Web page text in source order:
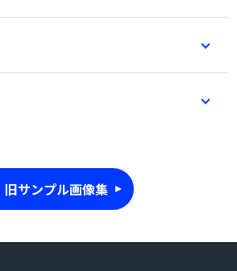
旧サンプル画像集